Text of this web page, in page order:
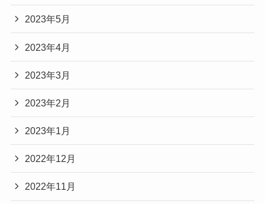
2023年5月
2023年4月
2023年3月
2023年2月
2023年1月
2022年12月
2022年11月